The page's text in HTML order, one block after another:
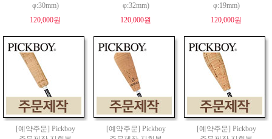
φ:30mm)
120,000원
φ:32mm)
120,000원
φ:19mm)
120,000원
[예약주문] Pickboy
[예약주문] Pickboy
[예약주문] Pickboy